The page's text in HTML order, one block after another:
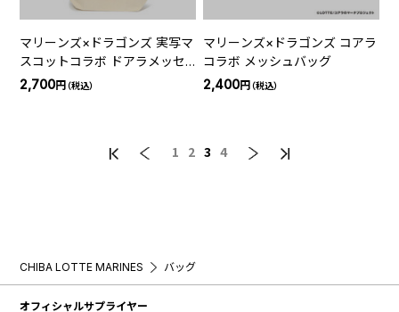
マリーンズ×ドラゴンズ 実写マ
スコットコラボ ドアラメッセ
ージトートバッグ
2,700円（税込）
マリーンズ×ドラゴンズ コアラ
コラボ メッシュバッグ
2,400円（税込）
1 2 3 4
CHIBA LOTTE MARINES バッグ
オフィシャルサプライヤー